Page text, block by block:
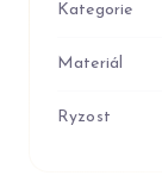
Kategorie
Materiál
Ryzost